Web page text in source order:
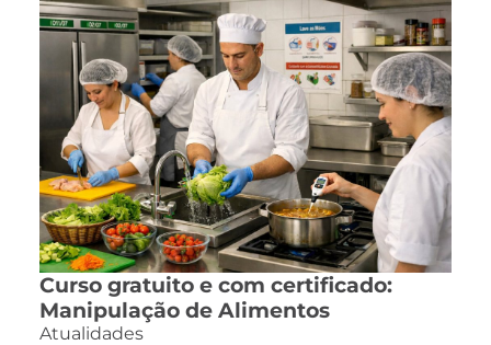
Curso gratuito e com certificado:
Manipulação de Alimentos
Atualidades